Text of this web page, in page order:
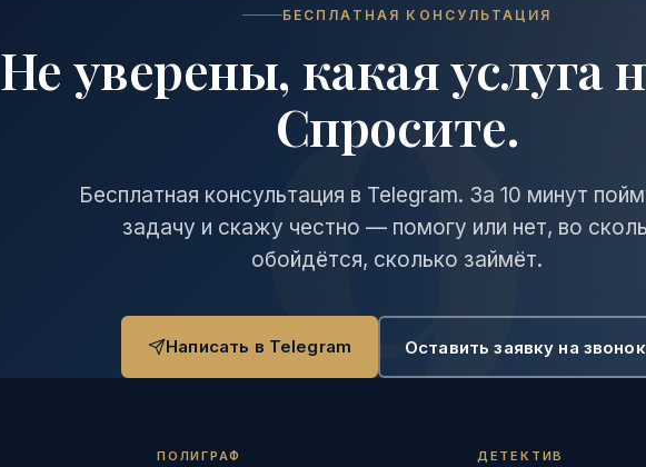
БЕСПЛАТНАЯ КОНСУЛЬТАЦИЯ
Не уверены, какая услуга
Спросите.
Бесплатная консультация в Telegram. За 10 минут
задачу и скажу честно — помогу или нет, во
обойдётся, сколько займёт.
Написать в Telegram Оставить заявку на звонок
ПОЛИГРАФ ДЕТЕКТИВ